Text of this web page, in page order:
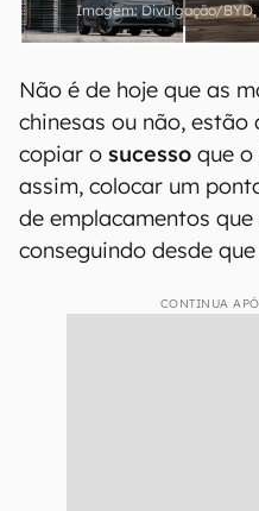
Divulgação/BYD,
Não é de hoje que as
chinesas ou não,
copiar o sucesso que o
assim, colocar um
de emplacamentos que
conseguindo desde que
CONTINUA